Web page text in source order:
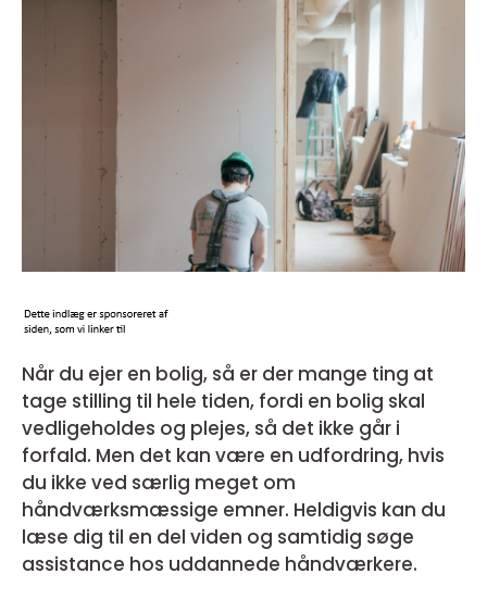
Når du ejer en bolig, så er der mange ting at
tage stilling til hele tiden, fordi en bolig skal
vedligeholdes og plejes, så det ikke går i
forfald. Men det kan være en udfordring, hvis
du ikke ved særlig meget om
håndværksmæssige emner. Heldigvis kan du
læse dig til en del viden og samtidig søge
assistance hos uddannede håndværkere.